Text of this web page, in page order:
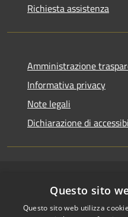
Richiesta assistenza
Amministrazione
Informativa privacy
Note legali
Dichiarazione di
Accessibilità
Privacy
Questo sito
Questo sito web utilizza